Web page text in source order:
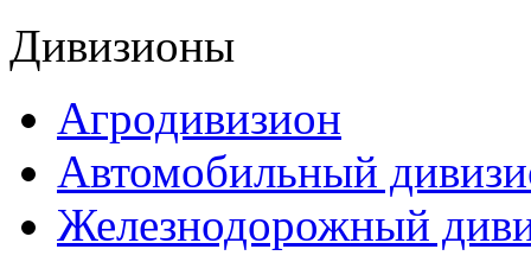
Дивизионы
Агродивизион
Автомобильный
Железнодорожный